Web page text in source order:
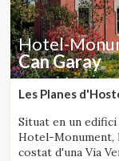
Hotel-
Can Garay
Les Planes
Situat en un
Hotel-Monument,
costat d'una Via